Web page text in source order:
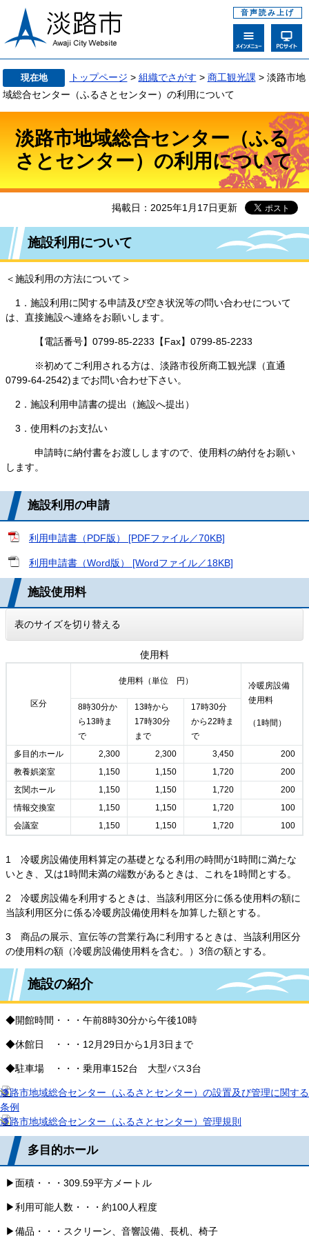
音声読み上げ
現在地 トップページ > 組織でさがす > 商工観光課 > 淡路市地
域総合センター（ふるさとセンター）の利用について
淡路市地域総合センター（ふる
さとセンター）の利用について
掲載日：2025年1月17日更新
施設利用について
＜施設利用の方法について＞
1．施設利用に関する申請及び空き状況等の問い合わせについて
は、直接施設へ連絡をお願いします。
【電話番号】0799-85-2233【Fax】0799-85-2233
※初めてご利用される方は、淡路市役所商工観光課（直通
0799-64-2542)までお問い合わせ下さい。
2．施設利用申請書の提出（施設へ提出）
3．使用料のお支払い
申請時に納付書をお渡ししますので、使用料の納付をお願い
します。
施設利用の申請
利用申請書（PDF版） [PDFファイル／70KB]
利用申請書（Word版） [Wordファイル／18KB]
施設使用料
表のサイズを切り替える
使用料
区分
使用料（単位 円）
冷暖房設備
使用料
（1時間）
8時30分か
ら13時ま
で
​13時から
17時30分
まで
​17時30分
から22時ま
で
多目的ホール
2,300 2,300 3,450
200
教養娯楽室
1,150 1,150 1,720
200
玄関ホール
1,150 1,150 1,720
200
情報交換室
1,150 1,150 1,720
100
会議室
1,150 1,150 1,720 100
1 冷暖房設備使用料算定の基礎となる利用の時間が1時間に満たな
いとき、又は1時間未満の端数があるときは、これを1時間とする。
2 冷暖房設備を利用するときは、当該利用区分に係る使用料の額に
当該利用区分に係る冷暖房設備使用料を加算した額とする。
3 商品の展示、宣伝等の営業行為に利用するときは、当該利用区分
の使用料の額（冷暖房設備使用料を含む。）3倍の額とする。
施設の紹介
◆開館時間・・・午前8時30分から午後10時
◆休館日 ・・・12月29日から1月3日まで
◆駐車場 ・・・乗用車152台 大型バス3台
淡路市地域総合センター（ふるさとセンター）の設置及び管理に関する
条例
淡路市地域総合センター（ふるさとセンター）管理規則
多目的ホール
▶面積・・・309.59平方メートル
▶利用可能人数・・・約100人程度
▶備品・・・スクリーン、音響設備、長机、椅子